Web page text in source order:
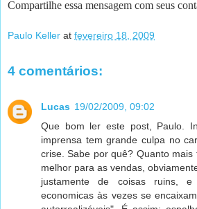
Compartilhe essa mensagem com seus
Paulo Keller at fevereiro 18, 2009
4 comentários:
Lucas 19/02/2009, 09:02
Que bom ler este post, Paulo.
imprensa tem grande culpa no
crise. Sabe por quê? Quanto mais
melhor para as vendas,
justamente de coisas ruins,
economicas às vezes se